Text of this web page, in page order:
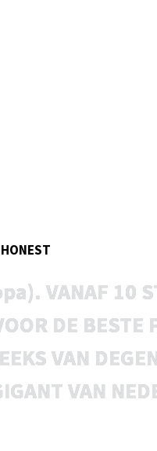
VANAF 10
DE BESTE
VAN
VAN